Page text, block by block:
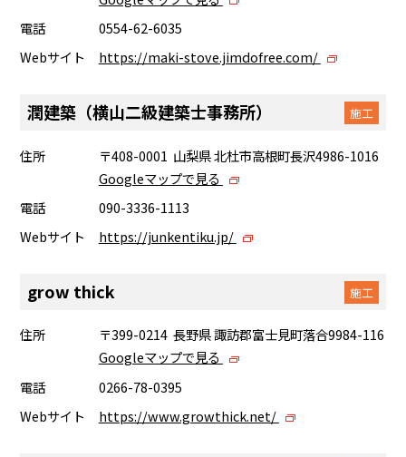
電話
0554-62-6035
Webサイト
https://maki-stove.jimdofree.com/
潤建築（横山二級建築士事務所） 施工
住所
〒408-0001 山梨県 北杜市高根町長沢4986-1016
Googleマップで見る
電話
090-3336-1113
Webサイト
https://junkentiku.jp/
grow thick 施工
住所
〒399-0214 長野県 諏訪郡富士見町落合9984-116
Googleマップで見る
電話
0266-78-0395
Webサイト
https://www.growthick.net/